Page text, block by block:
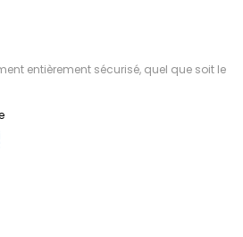
entièrement sécurisé, quel que soit le